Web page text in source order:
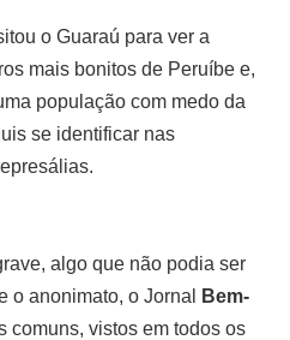
o Guaraú para ver a
mais bonitos de Peruíbe e,
população com medo da
se identificar nas
algo que não podia ser
o anonimato, o Jornal
Bem-
comuns, vistos em todos os